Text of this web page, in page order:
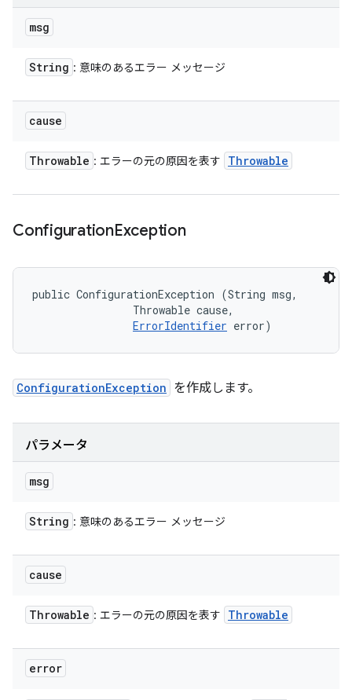
msg
String : 意味のあるエラー メッセージ
cause
Throwable : エラーの元の原因を表す Throwable
ConfigurationException
public ConfigurationException (String msg,
                Throwable cause,
ErrorIdentifier error)
ConfigurationException を作成します。
パラメータ
msg
String : 意味のあるエラー メッセージ
cause
Throwable : エラーの元の原因を表す Throwable
error